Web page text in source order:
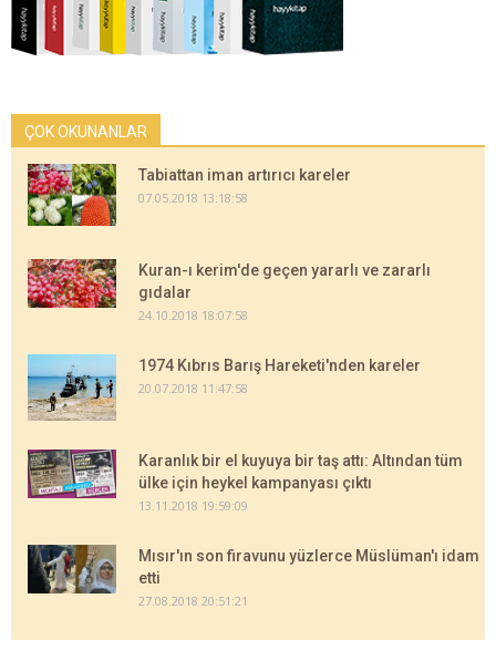
ÇOK OKUNANLAR
Tabiattan iman artırıcı kareler
07.05.2018 13:18:58
Kuran-ı kerim'de geçen yararlı ve zararlı
gıdalar
24.10.2018 18:07:58
1974 Kıbrıs Barış Hareketi'nden kareler
20.07.2018 11:47:58
Karanlık bir el kuyuya bir taş attı: Altından tüm
ülke için heykel kampanyası çıktı
13.11.2018 19:59:09
Mısır'ın son firavunu yüzlerce Müslüman'ı idam
etti
27.08.2018 20:51:21